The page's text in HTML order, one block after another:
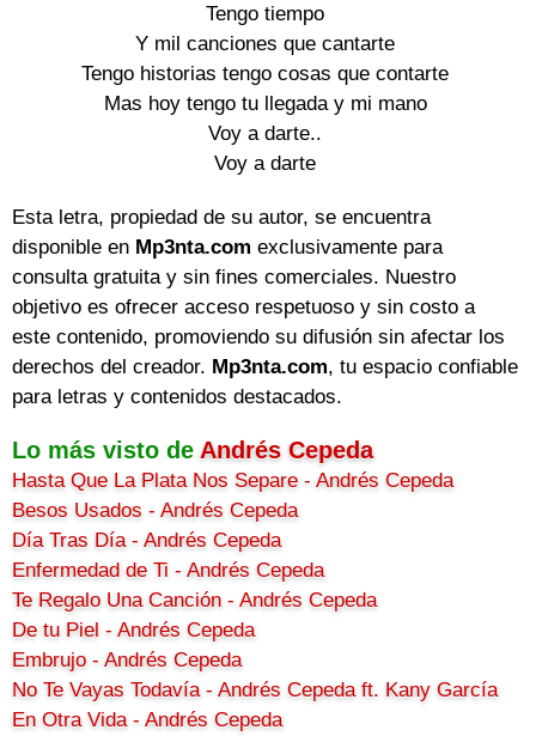
Tengo tiempo
Y mil canciones que cantarte
Tengo historias tengo cosas que contarte
Mas hoy tengo tu llegada y mi mano
Voy a darte..
Voy a darte
Esta letra, propiedad de su autor, se encuentra
disponible en Mp3nta.com exclusivamente para
consulta gratuita y sin fines comerciales. Nuestro
objetivo es ofrecer acceso respetuoso y sin costo a
este contenido, promoviendo su difusión sin afectar los
derechos del creador. Mp3nta.com, tu espacio confiable
para letras y contenidos destacados.
Lo más visto de Andrés Cepeda
Hasta Que La Plata Nos Separe - Andrés Cepeda
Besos Usados - Andrés Cepeda
Día Tras Día - Andrés Cepeda
Enfermedad de Ti - Andrés Cepeda
Te Regalo Una Canción - Andrés Cepeda
De tu Piel - Andrés Cepeda
Embrujo - Andrés Cepeda
No Te Vayas Todavía - Andrés Cepeda ft. Kany García
En Otra Vida - Andrés Cepeda